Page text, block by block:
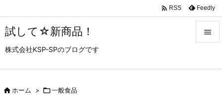
試して☆新商品！
株式会社KSP-SPのブログです

 RSS Feedly
ホーム > 一般食品